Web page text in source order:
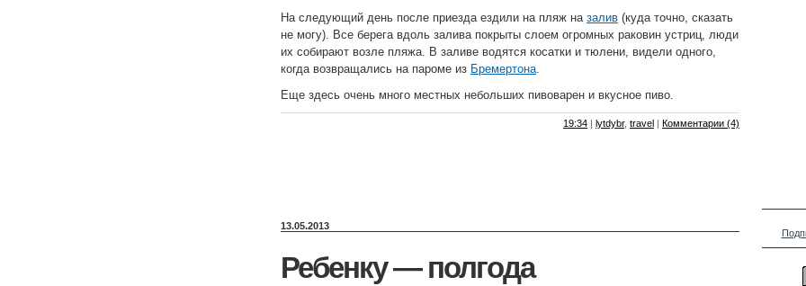
На следующий день после приезда ездили на пляж на залив (куда точно, сказать
не могу). Все берега вдоль залива покрыты слоем огромных раковин устриц, люди
их собирают возле пляжа. В заливе водятся косатки и тюлени, видели одного,
когда возвращались на пароме из Бремертона.
Еще здесь очень много местных небольших пивоварен и вкусное пиво.
19:34 | lytdybr, travel | Комментарии (4)
13.05.2013
Ребенку — полгода